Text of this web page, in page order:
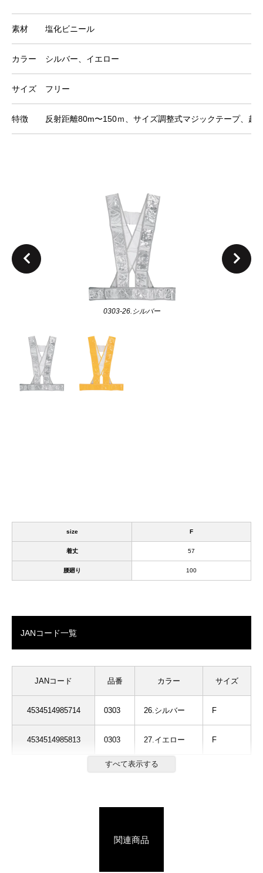
素材 塩化ビニール
カラー シルバー、イエロー
サイズ フリー
特徴 反射距離80m〜150ｍ、サイズ調整式マジックテープ、超
0303-26.シルバー
size F
着丈 57
腰廻り 100
JANコード一覧
JANコード 品番 カラー サイズ
4534514985714 0303 26.シルバー F
4534514985813 0303 27.イエロー F
関連商品